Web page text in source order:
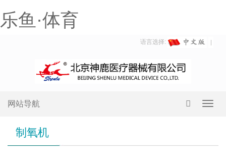
乐鱼·体育
语言选择:
网站导航
制氧机